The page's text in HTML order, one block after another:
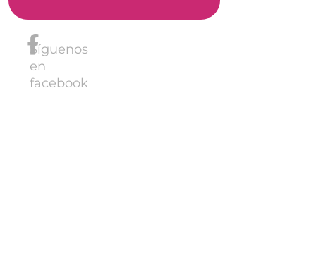
Síguenos
en
facebook